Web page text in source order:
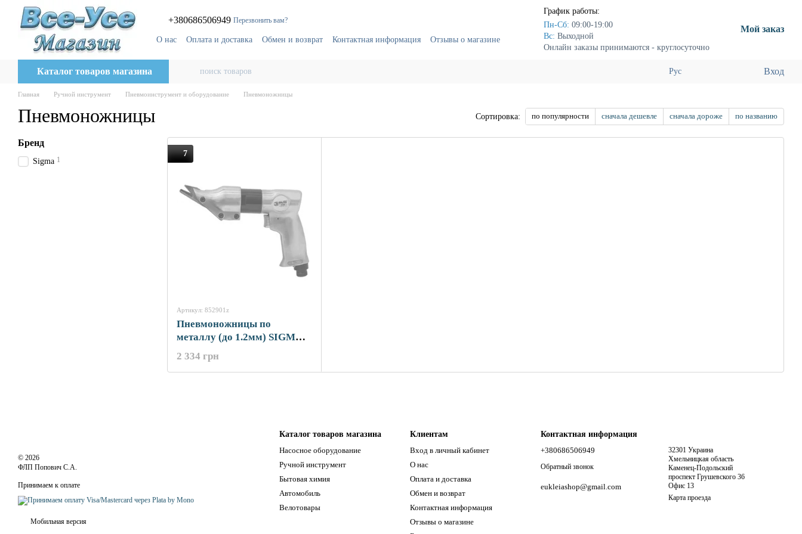
Перейти к основному контенту
+380686506949 Перезвонить вам?
О нас Оплата и доставка Обмен и возврат Контактная информация
Отзывы о магазине
График работы:
Пн-Сб: 09:00-19:00
Вс: Выходной
Онлайн заказы принимаются - круглосуточно
Мой заказ
Каталог товаров магазина Рус Вход
Главная Ручной инструмент Пневмоинструмент и оборудование Пневмоножницы
Пневмоножницы Сортировка: по популярности сначала дешевле сначала дороже по названию
7
Артикул: 852901z
Пневмоножницы по
металлу (до 1.2мм) SIGMA
(852901z)
2 334 грн
Бренд
Sigma 1
© 2026
ФЛП Попович С.А.
Принимаем к оплате
Мобильная версия
Каталог товаров магазина
Насосное оборудование
Ручной инструмент
Бытовая химия
Автомобиль
Велотовары
Клиентам
Вход в личный кабинет
О нас
Оплата и доставка
Обмен и возврат
Контактная информация
Отзывы о магазине
Контактная информация
+380686506949
Обратный звонок
eukleiashop@gmail.com
32301 Украина
Хмельницкая область
Каменец-Подольский
проспект Грушевского 36
Офис 13
Карта проезда